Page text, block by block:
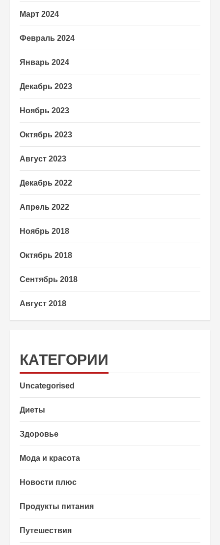
Март 2024
Февраль 2024
Январь 2024
Декабрь 2023
Ноябрь 2023
Октябрь 2023
Август 2023
Декабрь 2022
Апрель 2022
Ноябрь 2018
Октябрь 2018
Сентябрь 2018
Август 2018
КАТЕГОРИИ
Uncategorised
Диеты
Здоровье
Мода и красота
Новости плюс
Продукты питания
Путешествия